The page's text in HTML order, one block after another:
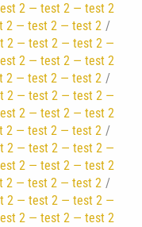
2 — test 2 — test 2
2 — test 2 — test 2
2 — test 2 — test 2 —
2 — test 2 — test 2
2 — test 2 — test 2
2 — test 2 — test 2 —
2 — test 2 — test 2
2 — test 2 — test 2
2 — test 2 — test 2 —
2 — test 2 — test 2
2 — test 2 — test 2
2 — test 2 — test 2 —
2 — test 2 — test 2